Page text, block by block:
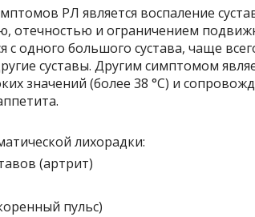
РЛ является воспаление
отечностью и ограничением
с одного большого сустава, чаще
суставы. Другим симптомом
значений (более 38 °C) и
лихорадки:
(артрит)
пульс)